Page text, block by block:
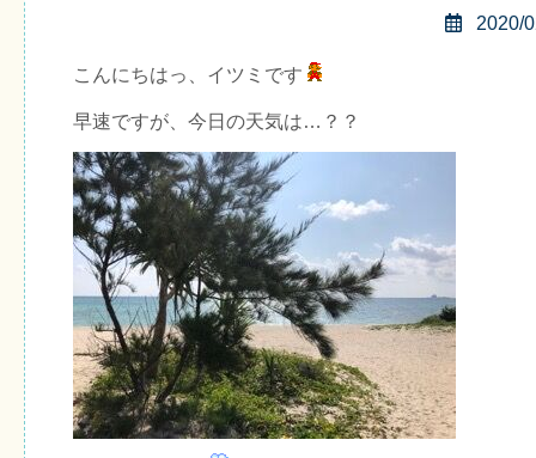
2020/
こんにちはっ、イツミです
早速ですが、今日の天気は…？？